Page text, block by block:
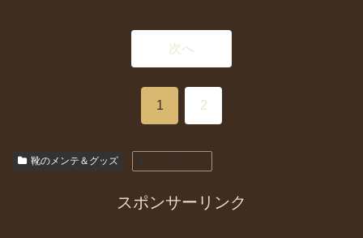
次へ
1 2
靴のメンテ＆グッズ
スポンサーリンク